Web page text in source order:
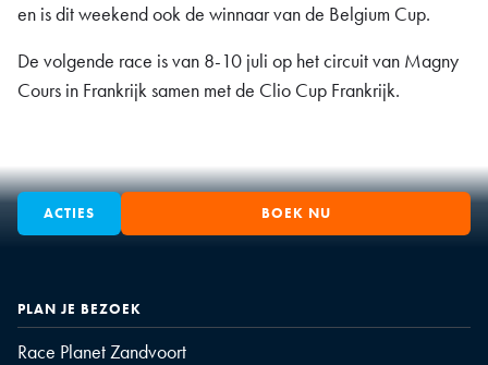
en is dit weekend ook de winnaar van de Belgium Cup.
De volgende race is van 8-10 juli op het circuit van Magny
Cours in Frankrijk samen met de Clio Cup Frankrijk.
ACTIES BOEK NU
PLAN JE BEZOEK
Race Planet Zandvoort